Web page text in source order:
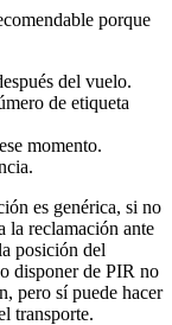
porque
del vuelo.
de etiqueta
momento.
es genérica, si no
la reclamación ante
posición del
disponer de PIR no
pero sí puede hacer
transporte.